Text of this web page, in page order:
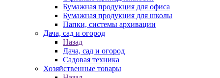
Бумажная продукция для офиса
Бумажная продукция для школы
Папки, системы архивации
Дача, сад и огород
Назад
Дача, сад и огород
Садовая техника
Хозяйственные товары